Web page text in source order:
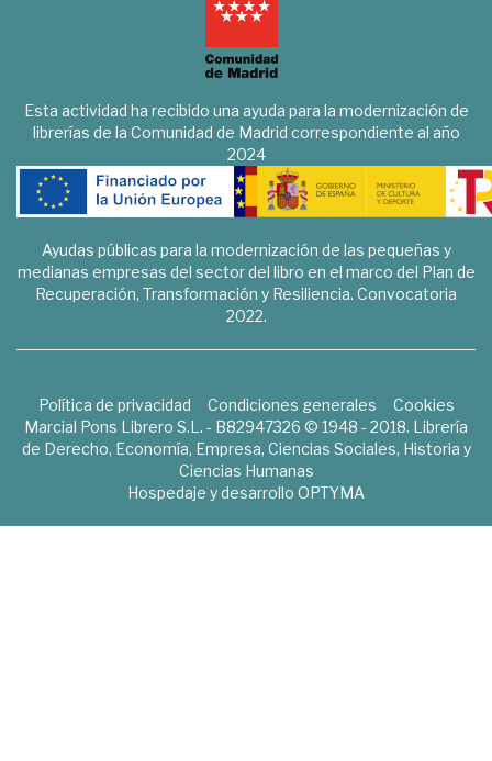
Esta actividad ha recibido una ayuda para la modernización de
librerías de la Comunidad de Madrid correspondiente al año
2024
Ayudas públicas para la modernización de las pequeñas y
medianas empresas del sector del libro en el marco del Plan de
Recuperación, Transformación y Resiliencia. Convocatoria
2022.
Política de privacidad Condiciones generales
Cookies
Marcial Pons Librero S.L. - B82947326 © 1948 - 2018. Librería
de Derecho, Economía, Empresa, Ciencias Sociales, Historia y
Ciencias Humanas
Hospedaje y desarrollo OPTYMA